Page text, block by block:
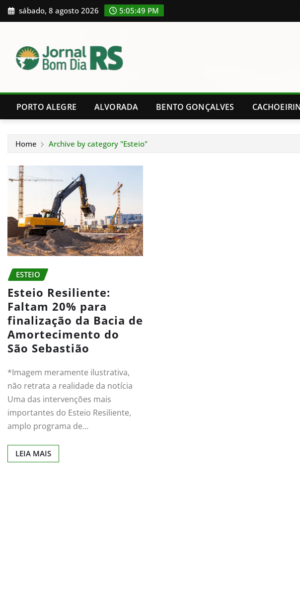
Skip
to
sábado, 8 agosto 2026 5:05:49 PM
PORTO ALEGRE ALVORADA BENTO GONÇALVES
Home Archive by category "Esteio"
ESTEIO
Esteio Resiliente:
Faltam 20% para
finalização da Bacia de
Amortecimento do
São Sebastião
*Imagem meramente ilustrativa,
não retrata a realidade da notícia
Uma das intervenções mais
importantes do Esteio Resiliente,
amplo programa de…
LEIA MAIS